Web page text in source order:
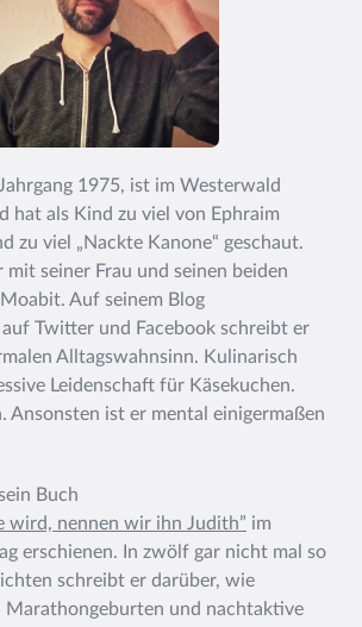
1975, ist im Westerwald
hat als Kind zu viel von Ephraim
zu viel „Nackte Kanone“ geschaut.
mit seiner Frau und seinen beiden
Auf seinem Blog
auf Twitter und Facebook schreibt er
Alltagswahnsinn. Kulinarisch
Leidenschaft für Käsekuchen.
Ansonsten ist er mental einigermaßen
Buch
wird, nennen wir ihn Judith” im
erschienen. In zwölf gar nicht mal so
schreibt er darüber, wie
Marathongeburten und nachtaktive